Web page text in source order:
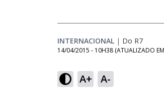
INTERNACIONAL | Do R7
14/04/2015 - 10H38 (ATUALIZADO EM
A+ A-